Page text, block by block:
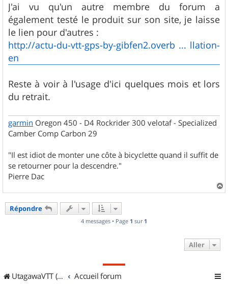
J'ai vu qu'un autre membre du forum a
également testé le produit sur son site, je laisse
le lien pour d'autres :
http://actu-du-vtt-gps-by-gibfen2.overb ... llation-
en
Reste à voir à l'usage d'ici quelques mois et lors
du retrait.
garmin Oregon 450 - D4 Rockrider 300 velotaf - Specialized
Camber Comp Carbon 29
"Il est idiot de monter une côte à bicyclette quand il suffit de
se retourner pour la descendre."
Pierre Dac
a
Répondre
4 messages • Page 1 sur 1
Aller
UtagawaVTT (Randos VTT et VTTAE avec traces GPS) Accueil forum